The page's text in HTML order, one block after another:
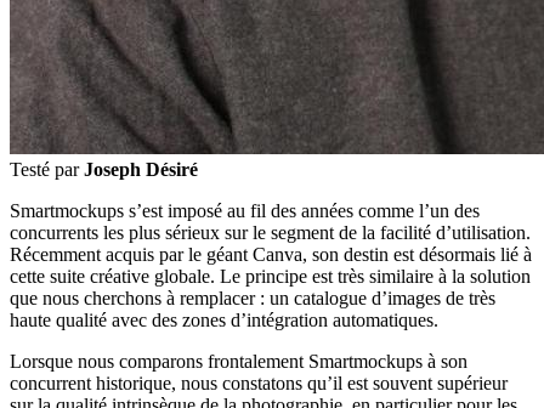
Testé parJoseph Désiré
Smartmockups s’est imposé au fil des années comme l’un des
concurrents les plus sérieux sur le segment de la facilité d’utilisation.
Récemment acquis par le géant Canva, son destin est désormais lié à
cette suite créative globale. Le principe est très similaire à la solution
que nous cherchons à remplacer : un catalogue d’images de très
haute qualité avec des zones d’intégration automatiques.
Lorsque nous comparons frontalement Smartmockups à son
concurrent historique, nous constatons qu’il est souvent supérieur